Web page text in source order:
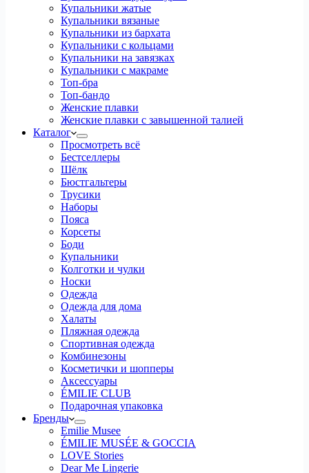
Купальники жатые
Купальники вязаные
Купальники из бархата
Купальники с кольцами
Купальники на завязках
Купальники с макраме
Топ-бра
Топ-бандо
Женские плавки
Женские плавки с завышенной талией
Каталог
Просмотреть всё
Бестселлеры
Шёлк
Бюстгальтеры
Трусики
Наборы
Пояса
Корсеты
Боди
Купальники
Колготки и чулки
Носки
Одежда
Одежда для дома
Халаты
Пляжная одежда
Спортивная одежда
Комбинезоны
Косметички и шопперы
Аксессуары
ÉMILIE CLUB
Подарочная упаковка
Бренды
Emilie Musee
ÉMILIE MUSÉE & GOCCIA
LOVE Stories
Dear Me Lingerie